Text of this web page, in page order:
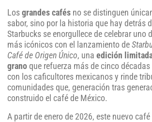
Los grandes cafés no se distinguen
sabor, sino por la historia que hay detrás
Starbucks se enorgullece de celebrar uno
más icónicos con el lanzamiento de
Café de Origen Único, una edición
grano que refuerza más de cinco
con los caficultores mexicanos y rinde
comunidades que, generación tras
construido el café de México.
A partir de enero de 2026, este nuevo